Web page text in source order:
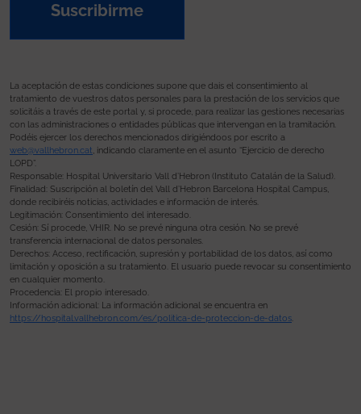
Suscribirme
La aceptación de estas condiciones supone que dais el consentimiento al
tratamiento de vuestros datos personales para la prestación de los servicios que
solicitáis a través de este portal y, si procede, para realizar las gestiones necesarias
con las administraciones o entidades públicas que intervengan en la tramitación.
Podéis ejercer los derechos mencionados dirigiéndoos por escrito a
web@vallhebron.cat, indicando claramente en el asunto “Ejercicio de derecho
LOPD”.
Responsable: Hospital Universitario Vall d’Hebron (Instituto Catalán de la Salud).
Finalidad: Suscripción al boletín del Vall d’Hebron Barcelona Hospital Campus,
donde recibiréis noticias, actividades e información de interés.
Legitimación: Consentimiento del interesado.
Cesión: Sí procede, VHIR. No se prevé ninguna otra cesión. No se prevé
transferencia internacional de datos personales.
Derechos: Acceso, rectificación, supresión y portabilidad de los datos, así como
limitación y oposición a su tratamiento. El usuario puede revocar su consentimiento
en cualquier momento.
Procedencia: El propio interesado.
Información adicional: La información adicional se encuentra en
https://hospital.vallhebron.com/es/politica-de-proteccion-de-datos